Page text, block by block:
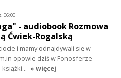
06:00
- audiobook Rozmowa
Ćwiek-Rogalską
i mamy odnajdywali się w
opowie dziś w Fonosferze
książki… » więcej